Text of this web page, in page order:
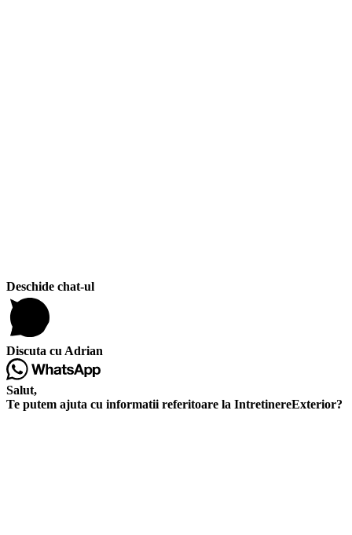
Deschide chat-ul
Discuta cu Adrian
Salut,
Te putem ajuta cu informatii referitoare la IntretinereExterior?